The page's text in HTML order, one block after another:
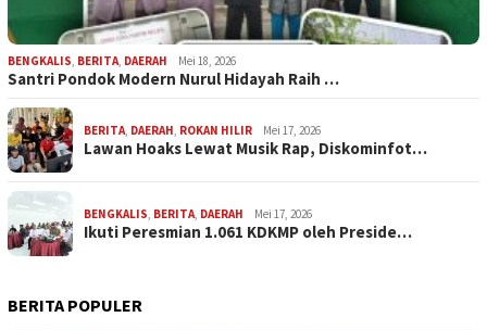
BENGKALIS, BERITA, DAERAH Mei 18, 2026
Santri Pondok Modern Nurul Hidayah Raih …
BERITA, DAERAH, ROKAN HILIR Mei 17, 2026
Lawan Hoaks Lewat Musik Rap, Diskominfot…
BENGKALIS, BERITA, DAERAH Mei 17, 2026
Ikuti Peresmian 1.061 KDKMP oleh Preside…
BERITA POPULER